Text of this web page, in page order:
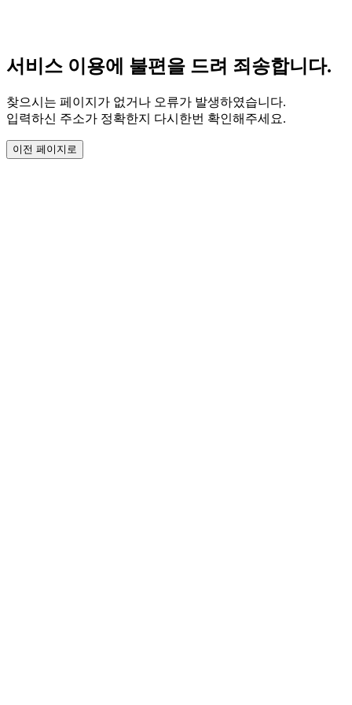
서비스 이용에 불편을 드려 죄송합니다.
찾으시는 페이지가 없거나 오류가 발생하였습니다.
입력하신 주소가 정확한지 다시한번 확인해주세요.
이전 페이지로